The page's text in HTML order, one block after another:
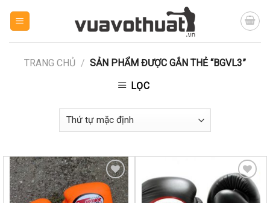
TRANG CHỦ / SẢN PHẨM ĐƯỢC GẮN THẺ “BGVL3”
LỌC
Yêu
thích
Yêu
thích